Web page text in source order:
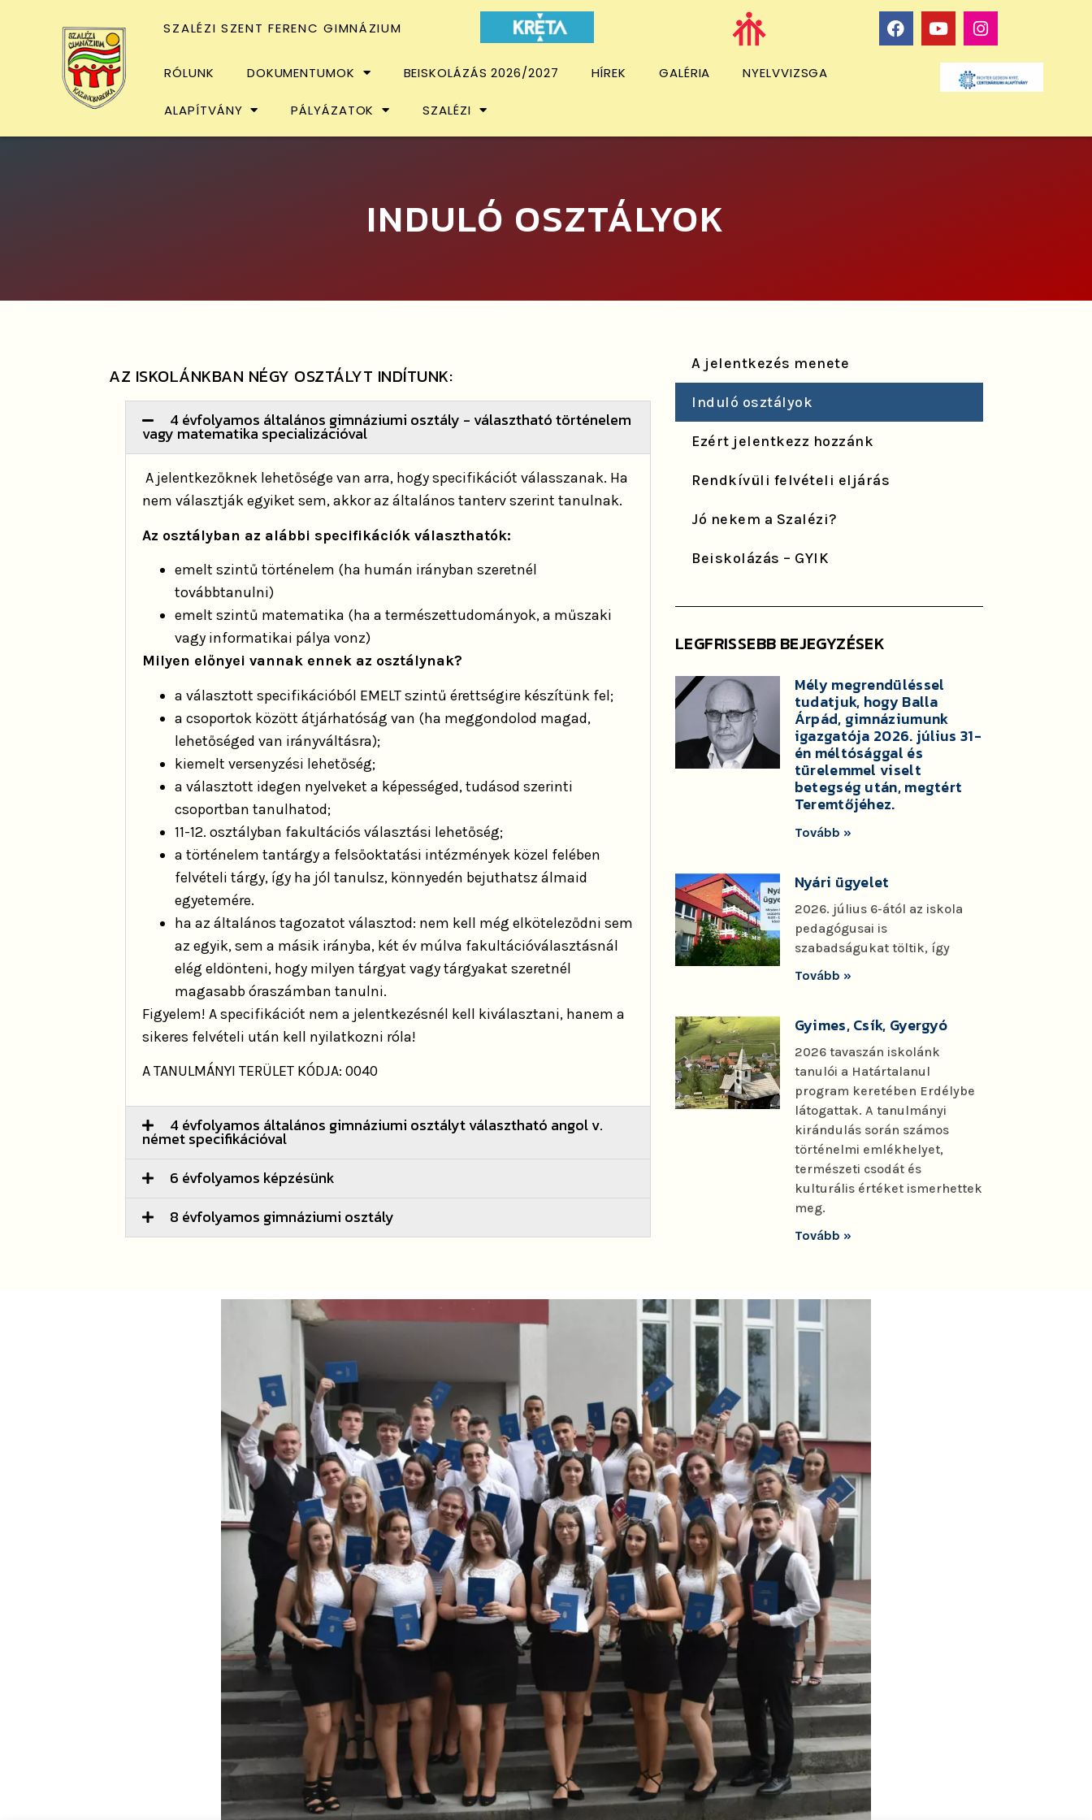
SZALÉZI SZENT FERENC GIMNÁZIUM
RÓLUNK DOKUMENTUMOK BEISKOLÁZÁS 2026/2027 HÍREK GALÉRIA NYELVVIZSGA
ALAPÍTVÁNY PÁLYÁZATOK SZALÉZI
INDULÓ OSZTÁLYOK
AZ ISKOLÁNKBAN NÉGY OSZTÁLYT INDÍTUNK:
4 évfolyamos általános gimnáziumi osztály - választható történelem
vagy matematika specializációval
A jelentkezőknek lehetősége van arra, hogy specifikációt válasszanak. Ha
nem választják egyiket sem, akkor az általános tanterv szerint tanulnak.
Az osztályban az alábbi specifikációk választhatók:
emelt szintű történelem (ha humán irányban szeretnél
továbbtanulni)
emelt szintű matematika (ha a természettudományok, a műszaki
vagy informatikai pálya vonz)
Milyen előnyei vannak ennek az osztálynak?
a választott specifikációból EMELT szintű érettségire készítünk fel;
a csoportok között átjárhatóság van (ha meggondolod magad,
lehetőséged van irányváltásra);
kiemelt versenyzési lehetőség;
a választott idegen nyelveket a képességed, tudásod szerinti
csoportban tanulhatod;
11-12. osztályban fakultációs választási lehetőség;
a történelem tantárgy a felsőoktatási intézmények közel felében
felvételi tárgy, így ha jól tanulsz, könnyedén bejuthatsz álmaid
egyetemére.
ha az általános tagozatot választod: nem kell még elköteleződni sem
az egyik, sem a másik irányba, két év múlva fakultációválasztásnál
elég eldönteni, hogy milyen tárgyat vagy tárgyakat szeretnél
magasabb óraszámban tanulni.
Figyelem! A specifikációt nem a jelentkezésnél kell kiválasztani, hanem a
sikeres felvételi után kell nyilatkozni róla!
A TANULMÁNYI TERÜLET KÓDJA: 0040
4 évfolyamos általános gimnáziumi osztályt választható angol v.
német specifikációval
6 évfolyamos képzésünk
8 évfolyamos gimnáziumi osztály
A jelentkezés menete
Induló osztályok
Ezért jelentkezz hozzánk
Rendkívüli felvételi eljárás
Jó nekem a Szalézi?
Beiskolázás – GYIK
LEGFRISSEBB BEJEGYZÉSEK
Mély megrendüléssel
tudatjuk, hogy Balla
Árpád, gimnáziumunk
igazgatója 2026. július 31-
én méltósággal és
türelemmel viselt
betegség után, megtért
Teremtőjéhez.
Tovább »
Nyári ügyelet
2026. július 6-ától az iskola
pedagógusai is
szabadságukat töltik, így
Tovább »
Gyimes, Csík, Gyergyó
2026 tavaszán iskolánk
tanulói a Határtalanul
program keretében Erdélybe
látogattak. A tanulmányi
kirándulás során számos
történelmi emlékhelyet,
természeti csodát és
kulturális értéket ismerhettek
meg.
Tovább »